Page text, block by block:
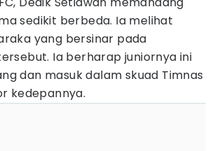
sedikit berbeda. Ia melihat
yang bersinar pada
Ia berharap juniornya ini
dan masuk dalam skuad Timnas
kedepannya.